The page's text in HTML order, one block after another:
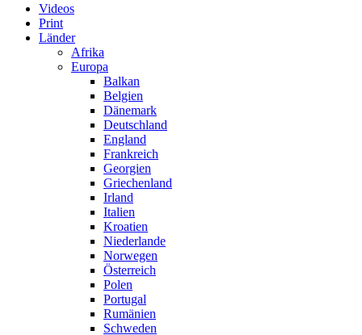
Videos
Print
Länder
Afrika
Europa
Balkan
Belgien
Dänemark
Deutschland
England
Frankreich
Georgien
Griechenland
Irland
Italien
Kroatien
Niederlande
Norwegen
Österreich
Polen
Portugal
Rumänien
Schweden